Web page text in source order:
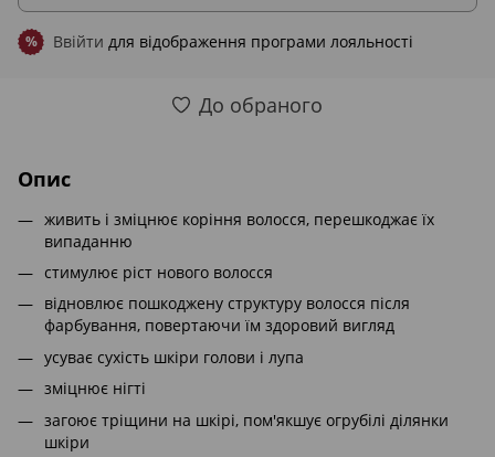
% Ввійти для відображення програми лояльності
До обраного
Опис
живить і зміцнює коріння волосся, перешкоджає їх
випаданню
стимулює ріст нового волосся
відновлює пошкоджену структуру волосся після
фарбування, повертаючи їм здоровий вигляд
усуває сухість шкіри голови і лупа
зміцнює нігті
загоює тріщини на шкірі, пом'якшує огрубілі ділянки
шкіри